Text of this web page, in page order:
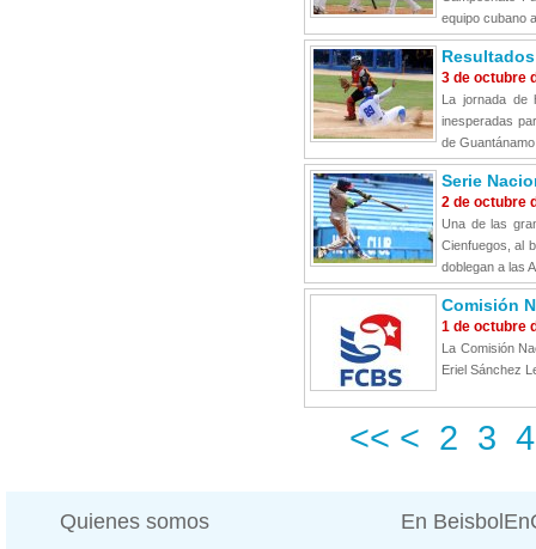
equipo cubano
3 de octubre
La jornada de
inesperadas
de
Serie
2 de octubre
Una de las
Cienfuegos, al
doblegan a las
Comisión
1 de octubre
La Comisión
Eriel Sánchez
<< < 2 3 4
Quienes somos En